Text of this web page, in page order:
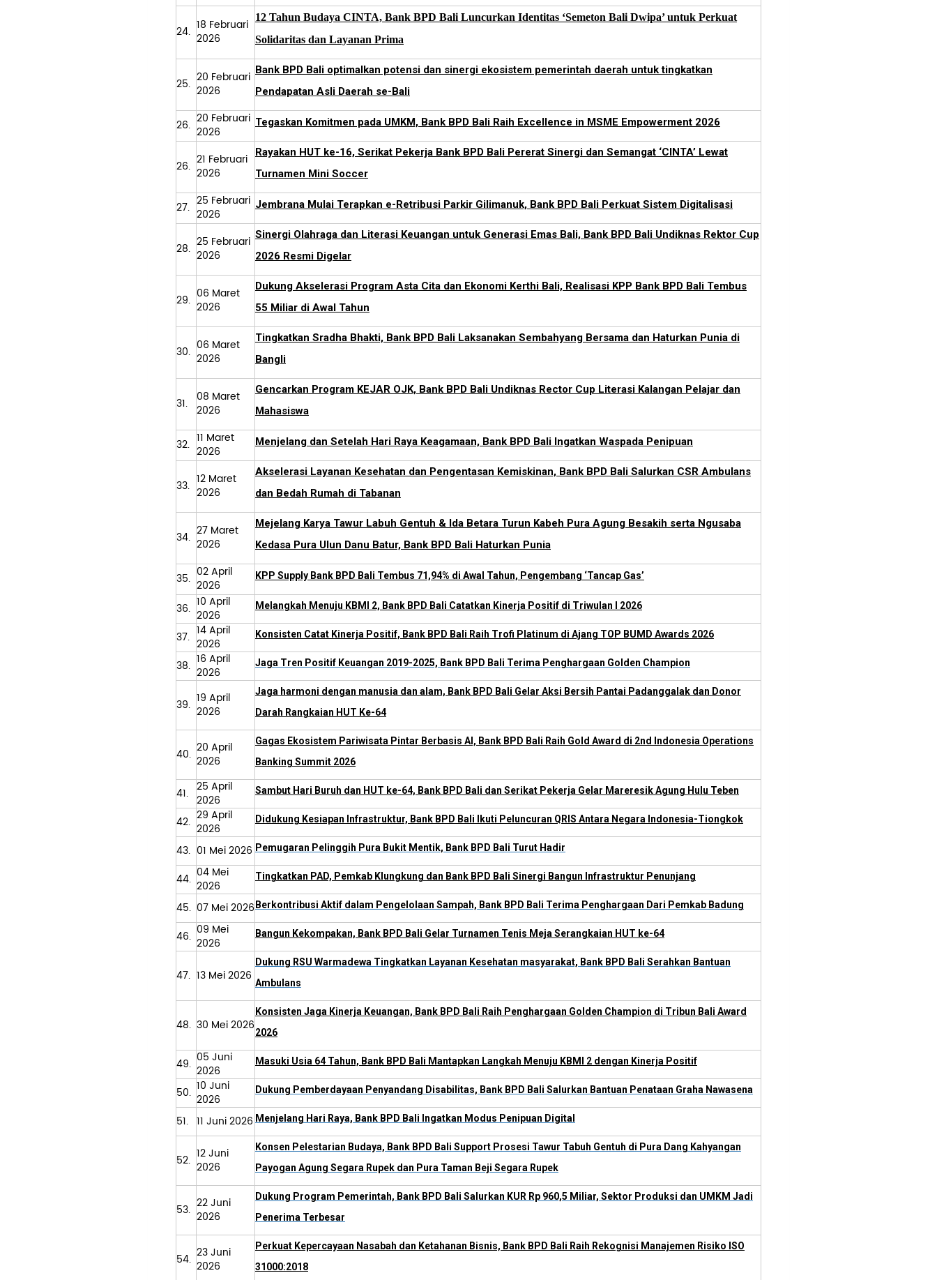
24. 18 Februari
2026
12 Tahun Budaya CINTA, Bank BPD Bali Luncurkan Identitas ‘Semeton Bali Dwipa’ untuk Perkuat
Solidaritas dan Layanan Prima
25. 20 Februari
2026
Bank BPD Bali optimalkan potensi dan sinergi ekosistem pemerintah daerah untuk tingkatkan
Pendapatan Asli Daerah se-Bali
26. 20 Februari
2026
Tegaskan Komitmen pada UMKM, Bank BPD Bali Raih Excellence in MSME Empowerment 2026
26. 21 Februari
2026
Rayakan HUT ke-16, Serikat Pekerja Bank BPD Bali Pererat Sinergi dan Semangat ‘CINTA’ Lewat
Turnamen Mini Soccer
27. 25 Februari
2026
Jembrana Mulai Terapkan e-Retribusi Parkir Gilimanuk, Bank BPD Bali Perkuat Sistem Digitalisasi
28. 25 Februari
2026
Sinergi Olahraga dan Literasi Keuangan untuk Generasi Emas Bali, Bank BPD Bali Undiknas Rektor Cup
2026 Resmi Digelar
29. 06 Maret
2026
Dukung Akselerasi Program Asta Cita dan Ekonomi Kerthi Bali, Realisasi KPP Bank BPD Bali Tembus
55 Miliar di Awal Tahun
30. 06 Maret
2026
Tingkatkan Sradha Bhakti, Bank BPD Bali Laksanakan Sembahyang Bersama dan Haturkan Punia di
Bangli
31.
08 Maret
2026
Gencarkan Program KEJAR OJK, Bank BPD Bali Undiknas Rector Cup Literasi Kalangan Pelajar dan
Mahasiswa
32. 11 Maret
2026
Menjelang dan Setelah Hari Raya Keagamaan, Bank BPD Bali Ingatkan Waspada Penipuan
33. 12 Maret
2026
Akselerasi Layanan Kesehatan dan Pengentasan Kemiskinan, Bank BPD Bali Salurkan CSR Ambulans
dan Bedah Rumah di Tabanan
34. 27 Maret
2026
Mejelang Karya Tawur Labuh Gentuh & Ida Betara Turun Kabeh Pura Agung Besakih serta Ngusaba
Kedasa Pura Ulun Danu Batur, Bank BPD Bali Haturkan Punia
35. 02 April
2026
KPP Supply Bank BPD Bali Tembus 71,94% di Awal Tahun, Pengembang ‘Tancap Gas’
36. 10 April
2026
Melangkah Menuju KBMI 2, Bank BPD Bali Catatkan Kinerja Positif di Triwulan I 2026
37. 14 April
2026
Konsisten Catat Kinerja Positif, Bank BPD Bali Raih Trofi Platinum di Ajang TOP BUMD Awards 2026
38. 16 April
2026
Jaga Tren Positif Keuangan 2019-2025, Bank BPD Bali Terima Penghargaan Golden Champion
39. 19 April
2026
Jaga harmoni dengan manusia dan alam, Bank BPD Bali Gelar Aksi Bersih Pantai Padanggalak dan Donor
Darah Rangkaian HUT Ke-64
40. 20 April
2026
Gagas Ekosistem Pariwisata Pintar Berbasis AI, Bank BPD Bali Raih Gold Award di 2nd Indonesia Operations
Banking Summit 2026
41. 25 April
2026
Sambut Hari Buruh dan HUT ke-64, Bank BPD Bali dan Serikat Pekerja Gelar Mareresik Agung Hulu Teben
42. 29 April
2026
Didukung Kesiapan Infrastruktur, Bank BPD Bali Ikuti Peluncuran QRIS Antara Negara Indonesia-Tiongkok
43. 01 Mei 2026 Pemugaran Pelinggih Pura Bukit Mentik, Bank BPD Bali Turut Hadir
44. 04 Mei
2026
Tingkatkan PAD, Pemkab Klungkung dan Bank BPD Bali Sinergi Bangun Infrastruktur Penunjang
45. 07 Mei 2026 Berkontribusi Aktif dalam Pengelolaan Sampah, Bank BPD Bali Terima Penghargaan Dari Pemkab Badung
46. 09 Mei
2026
Bangun Kekompakan, Bank BPD Bali Gelar Turnamen Tenis Meja Serangkaian HUT ke-64
47. 13 Mei 2026
Dukung RSU Warmadewa Tingkatkan Layanan Kesehatan masyarakat, Bank BPD Bali Serahkan Bantuan
Ambulans
48. 30 Mei 2026
Konsisten Jaga Kinerja Keuangan, Bank BPD Bali Raih Penghargaan Golden Champion di Tribun Bali Award
2026
49. 05 Juni
2026
Masuki Usia 64 Tahun, Bank BPD Bali Mantapkan Langkah Menuju KBMI 2 dengan Kinerja Positif
50. 10 Juni
2026
Dukung Pemberdayaan Penyandang Disabilitas, Bank BPD Bali Salurkan Bantuan Penataan Graha Nawasena
51. 11 Juni 2026 Menjelang Hari Raya, Bank BPD Bali Ingatkan Modus Penipuan Digital
52. 12 Juni
2026
Konsen Pelestarian Budaya, Bank BPD Bali Support Prosesi Tawur Tabuh Gentuh di Pura Dang Kahyangan
Payogan Agung Segara Rupek dan Pura Taman Beji Segara Rupek
53. 22 Juni
2026
Dukung Program Pemerintah, Bank BPD Bali Salurkan KUR Rp 960,5 Miliar, Sektor Produksi dan UMKM Jadi
Penerima Terbesar
54. 23 Juni
2026
Perkuat Kepercayaan Nasabah dan Ketahanan Bisnis, Bank BPD Bali Raih Rekognisi Manajemen Risiko ISO
31000:2018